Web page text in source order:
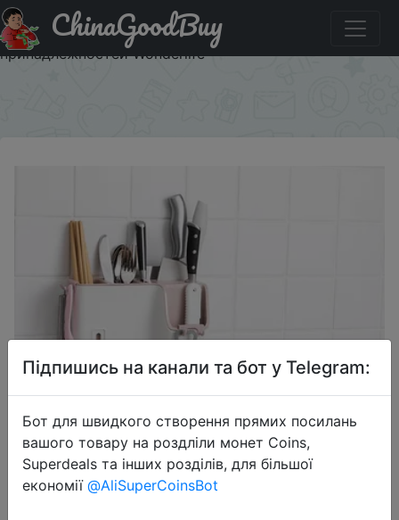
Придбати по знижці Многофункциональная настенная
креативная стойка на кухню для хранения кухонных
принадлежностей Wonderlife
ChinaGoodBuy
Підпишись на канали та бот у Telegram:
Бот для швидкого створення прямих посилань
вашого товару на роздліли монет Coins,
Superdeals та інших розділів, для більшої
економії @AliSuperCoinsBot